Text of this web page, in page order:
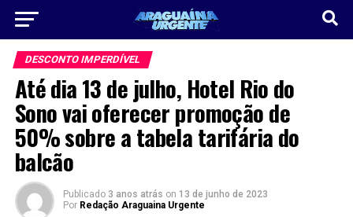
DESCONTO IMPERDÍVEL
Até dia 13 de julho, Hotel Rio do
Sono vai oferecer promoção de
50% sobre a tabela tarifária do
balcão
Publicado 3 anos atrás on 13 de junho de 2023
Por Redação Araguaina Urgente